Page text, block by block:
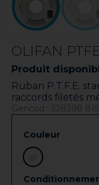
OLIFAN
Produit
Ruban P.T.F.E.
raccords filetés
Gencod : 328398
Couleur